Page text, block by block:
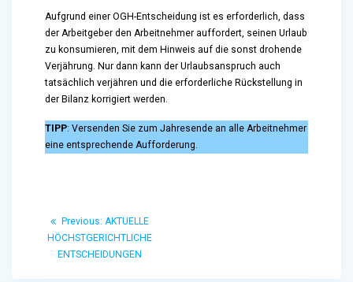
Aufgrund einer OGH-Entscheidung ist es erforderlich, dass
der Arbeitgeber den Arbeitnehmer auffordert, seinen Urlaub
zu konsumieren, mit dem Hinweis auf die sonst drohende
Verjährung. Nur dann kann der Urlaubsanspruch auch
tatsächlich verjähren und die erforderliche Rückstellung in
der Bilanz korrigiert werden.
TIPP: Versenden Sie zum Jahresende an alle Arbeitnehmer
eine entsprechende Aufforderung.
Beitragsnavigation
Previous: Previous
post:
AKTUELLE
HÖCHSTGERICHTLICHE
ENTSCHEIDUNGEN